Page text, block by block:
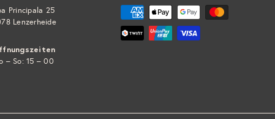
Principala 25
Lenzerheide
– So: 15 – 00